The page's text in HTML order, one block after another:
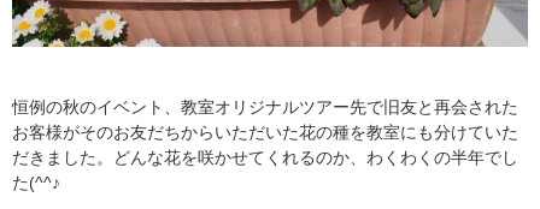
恒例の秋のイベント、教室オリジナルツアー先で旧友と再会された
お客様がそのお友だちからいただいた花の種を教室にも分けていた
だきました。どんな花を咲かせてくれるのか、わくわくの半年でし
た(^^♪